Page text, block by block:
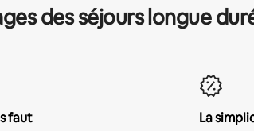
des séjours longue
faut
La